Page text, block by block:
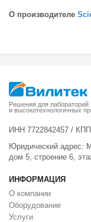
О производителе
Решения для лабораторий
и высокотехнологичных
ИНН 7722842457 /
Юридический адрес:
дом 5, строение 6,
ИНФОРМАЦИЯ
О компании
Оборудование
Услуги